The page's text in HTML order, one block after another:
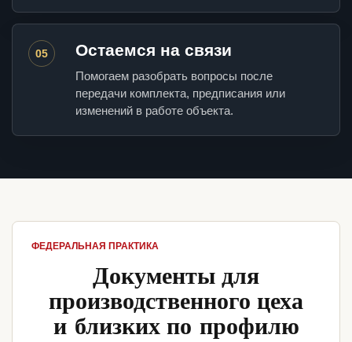
05 Остаемся на связи
Помогаем разобрать вопросы после
передачи комплекта, предписания или
изменений в работе объекта.
ФЕДЕРАЛЬНАЯ ПРАКТИКА
Документы для
производственного цеха
и близких по профилю